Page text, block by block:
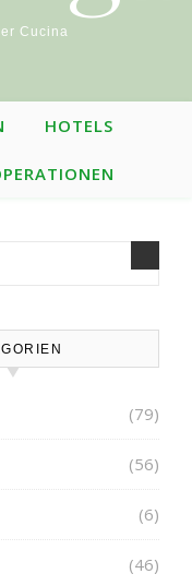
Cucina
HOTELS
(79)
(56)
(6)
(46)